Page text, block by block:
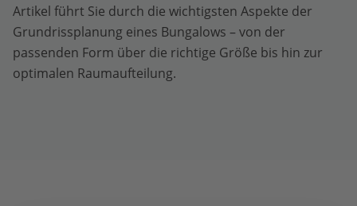
Artikel führt Sie durch die wichtigsten Aspekte der
Grundrissplanung eines Bungalows – von der
passenden Form über die richtige Größe bis hin zur
optimalen Raumaufteilung.